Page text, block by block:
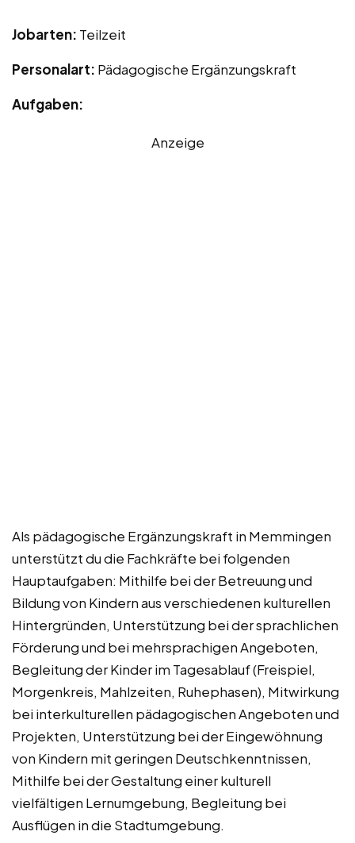
Jobarten: Teilzeit
Personalart: Pädagogische Ergänzungskraft
Aufgaben:
Anzeige
Als pädagogische Ergänzungskraft in Memmingen
unterstützt du die Fachkräfte bei folgenden
Hauptaufgaben: Mithilfe bei der Betreuung und
Bildung von Kindern aus verschiedenen kulturellen
Hintergründen, Unterstützung bei der sprachlichen
Förderung und bei mehrsprachigen Angeboten,
Begleitung der Kinder im Tagesablauf (Freispiel,
Morgenkreis, Mahlzeiten, Ruhephasen), Mitwirkung
bei interkulturellen pädagogischen Angeboten und
Projekten, Unterstützung bei der Eingewöhnung
von Kindern mit geringen Deutschkenntnissen,
Mithilfe bei der Gestaltung einer kulturell
vielfältigen Lernumgebung, Begleitung bei
Ausflügen in die Stadtumgebung.